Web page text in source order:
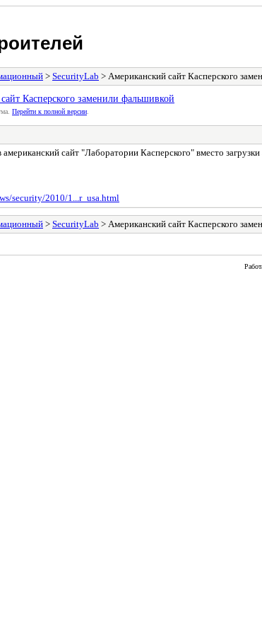
> SecurityLab > Американский сайт Касперского
Касперского заменили фальшивкой
Пеpейти к полной веpсии
сайт "Лаборатории Касперского" вместо
security/2010/1...r_usa.html
> SecurityLab > Американский сайт Касперского